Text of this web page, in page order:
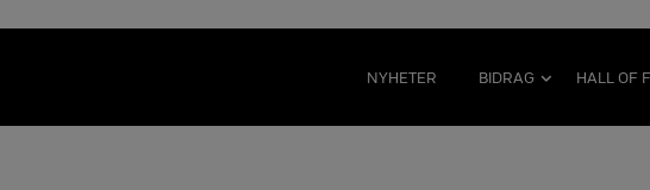
NYHETER BIDRAG HALL OF